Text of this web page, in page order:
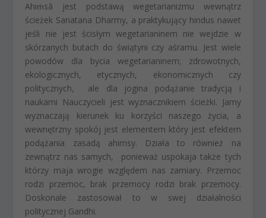
Ahiṁsā jest podstawą wegetarianizmu wewnątrz
ścieżek Sanatana Dharmy, a praktykujący hindus nawet
jeśli nie jest ścisłym wegetarianinem nie wejdzie w
skórzanych butach do świątyni czy aśramu. Jest wiele
powodów dla bycia wegetarianinem; zdrowotnych,
ekologicznych, etycznych, ekonomicznych czy
politycznych, ale dla jogina podążanie tradycją i
naukami Nauczycieli jest wyznacznikiem ścieżki. Jamy
wyznaczają kierunek ku korzyści naszego życia, a
wewnętrzny spokój jest elementem który jest efektem
podążania zasadą ahimsy. Działa to również na
zewnątrz nas samych, ponieważ uspokaja także tych
którzy maja wrogie względem nas zamiary. Przemoc
rodzi przemoc, brak przemocy rodzi brak przemocy.
Doskonale zastosował to w swej działalności
politycznej Gandhi.